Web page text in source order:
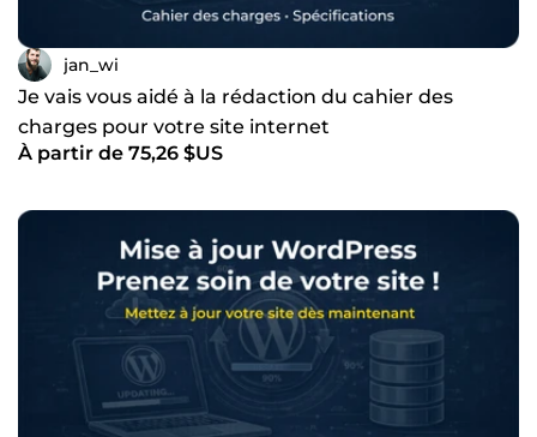
jan_wi
Je vais vous aidé à la rédaction du cahier des
charges pour votre site internet
À partir de 75,26 $US